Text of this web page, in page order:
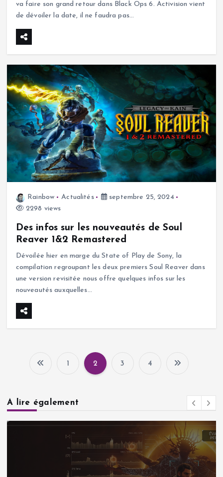
va faire son grand retour dans Black Ops 6. Activision vient
de dévoiler la date, il ne faudra pas…
Rainbow Actualités
septembre 25, 2024
2298 views
Des infos sur les nouveautés de Soul
Reaver 1&2 Remastered
Dévoilée hier en marge du State of Play de Sony, la
compilation regroupant les deux premiers Soul Reaver dans
une version revisitée nous offre quelques infos sur les
nouveautés auxquelles…
g
i
n
1 2 3 4
A lire également